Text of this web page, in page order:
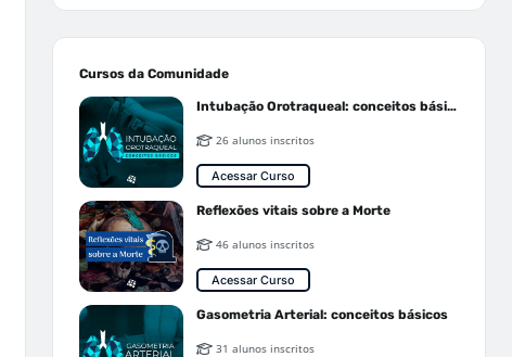
Cursos da Comunidade
Intubação Orotraqueal: conceitos básicos
26 alunos inscritos
Acessar Curso
Reflexões vitais sobre a Morte
46 alunos inscritos
Acessar Curso
Gasometria Arterial: conceitos básicos
31 alunos inscritos